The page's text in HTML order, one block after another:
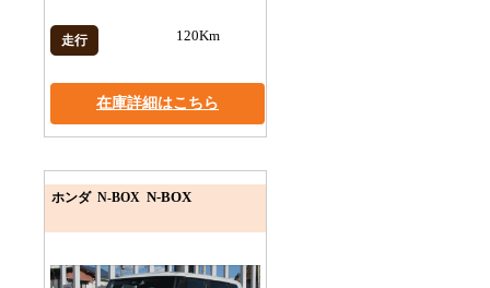
走行 120Km
在庫詳細はこちら
ホンダ N-BOX N-BOX